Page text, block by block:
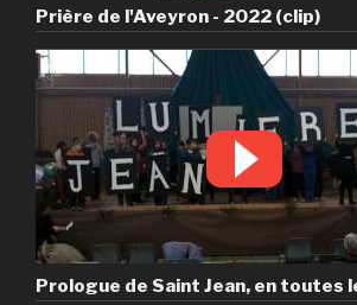
Prière de l'Aveyron - 2022 (clip)
Prologue de Saint Jean, en toutes